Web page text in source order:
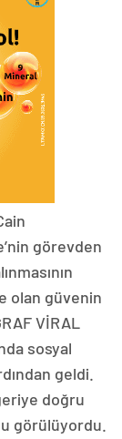
görevden
olan güvenin
VİRAL
sosyal
geldi.
doğru
görülüyordu.